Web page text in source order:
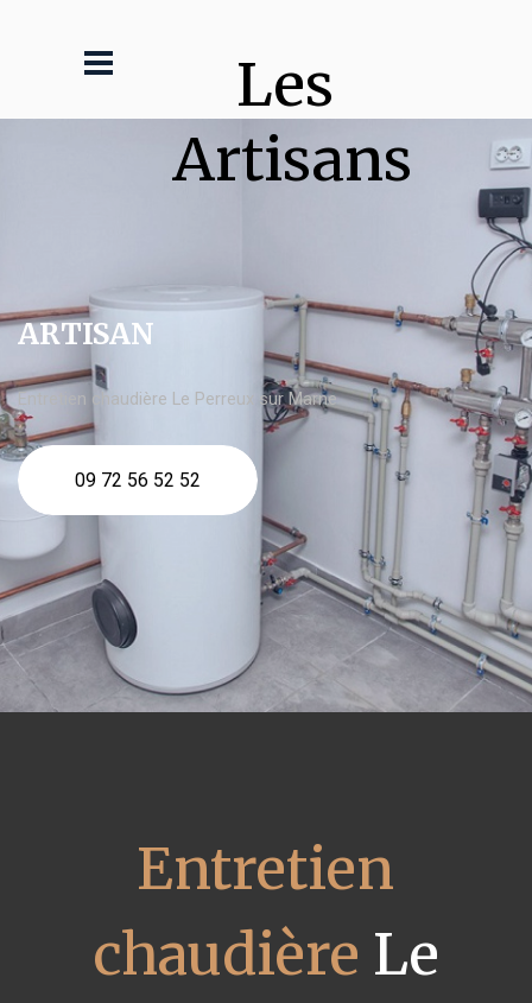
Les
Artisans
ARTISAN
Entretien chaudière Le Perreux sur Marne
09 72 56 52 52
Entretien
chaudière Le